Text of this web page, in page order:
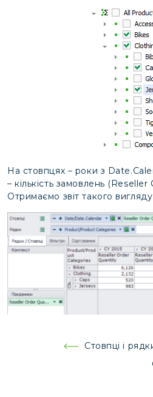
На стовпцях – роки з
– кількість замовлень
Отримаємо звіт такого вигляду:
Навігація
Стовпці і